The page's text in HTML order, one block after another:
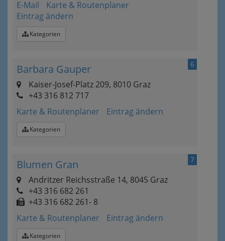
E-Mail
Karte & Routenplaner
Eintrag ändern
Kategorien
6
Barbara Gauper
Kaiser-Josef-Platz 209, 8010 Graz
+43 316 812 717
Karte & Routenplaner
Eintrag ändern
Kategorien
7
Blumen Gran
Andritzer Reichsstraße 14, 8045 Graz
+43 316 682 261
+43 316 682 261- 8
Karte & Routenplaner
Eintrag ändern
Kategorien